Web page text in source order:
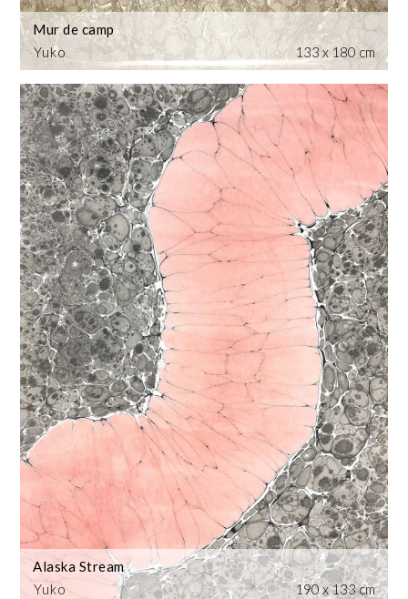
Yuko
Mur de camp
133 x 180 cm
Yuko
Alaska Stream
190 x 133 cm